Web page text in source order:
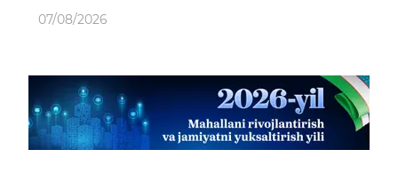
07/08/2026